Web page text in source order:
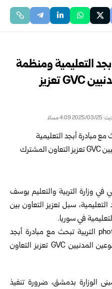
التعليمية ومنظمة
مجموعة المتطوعين المدنيين ‏GVC‏ تعزيز
4:09 مساءً
في وزارة التربية والتعليم يوسف
سبل تعزيز التعاون بين
في سوريا.
الوزارة بدمشق، ضرورة تنفيذ